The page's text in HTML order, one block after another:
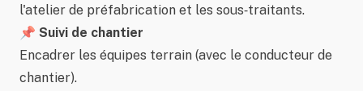
l'atelier de préfabrication et les sous‑traitants.
📌 Suivi de chantier
Encadrer les équipes terrain (avec le conducteur de
chantier).